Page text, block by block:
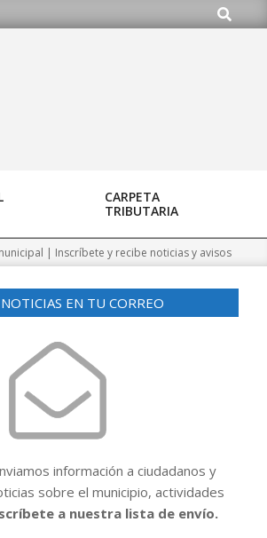
Buscar
CARPETA
TRIBUTARIA
| Inscríbete y recibe noticias y avisos
EN TU CORREO
información a ciudadanos y
sobre el municipio, actividades
a nuestra lista de envío.